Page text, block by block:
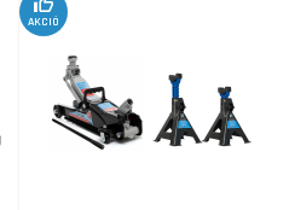
AKCIÓ